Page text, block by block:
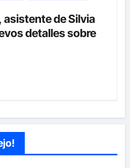
la verdad
de Carolina
Hernández